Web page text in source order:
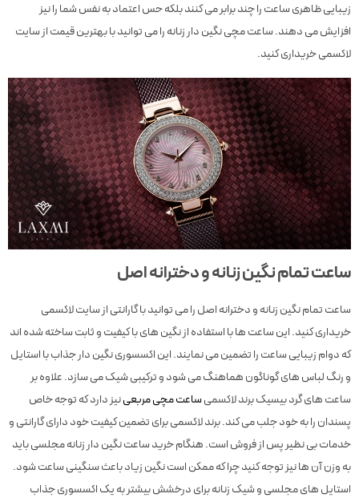
زیبایی ظاهری ساعت را چند برابر می کنند بلکه حس اعتماد به نفس شما را نیز
افزایش می دهند. ساعت مچی نگین دار زنانه را می توانید با بهترین قیمت از سایت
لاکسمی خریداری کنید.
ساعت تمام نگین زنانه و دخترانه اصل
ساعت تمام نگین زنانه و دخترانه اصل را می توانید با گارانتی از سایت لاکسمی
خریداری کنید. این ساعت ها با استفاده از نگین های با کیفیت و ثابت ساخته شده اند
که دوام زیبایی ساعت را تضمین می نمایند. این اکسسوری نگین دار جذاب با استایل
و رنگ لباس های گوناگون هماهنگ می شود و ترکیبی شیک می سازد. علاوه بر
ساعت های گرد بیسیک برند لاکسمیساعت مچی مربعینیز دارد که توجه خاص
پسندان را به خود جلب می کند. برند لاکسمی برای تضمین کیفیت خود دارای گارانتی و
خدمات بی نظیر پس از فروش است. هنگام خرید ساعت نگین دار زنانه مجلسی باید
به وزن آن ها نیز توجه کنید چرا که ممکن است نگین زیاد باعث سنگینی ساعت شود.
استایل های مجلسی و شیک زنانه برای درخشش بیشتر به یک اکسسوری جذاب